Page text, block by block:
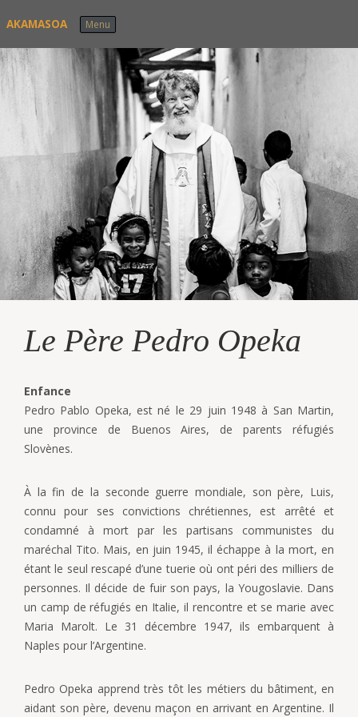
AKAMASOA Menu
Le Père Pedro Opeka
Enfance
Pedro Pablo Opeka, est né le 29 juin 1948 à San Martin,
une province de Buenos Aires, de parents réfugiés
Slovènes.
À la fin de la seconde guerre mondiale, son père, Luis,
connu pour ses convictions chrétiennes, est arrêté et
condamné à mort par les partisans communistes du
maréchal Tito. Mais, en juin 1945, il échappe à la mort, en
étant le seul rescapé d’une tuerie où ont péri des milliers de
personnes. Il décide de fuir son pays, la Yougoslavie. Dans
un camp de réfugiés en Italie, il rencontre et se marie avec
Maria Marolt. Le 31 décembre 1947, ils embarquent à
Naples pour l’Argentine.
Pedro Opeka apprend très tôt les métiers du bâtiment, en
aidant son père, devenu maçon en arrivant en Argentine. Il